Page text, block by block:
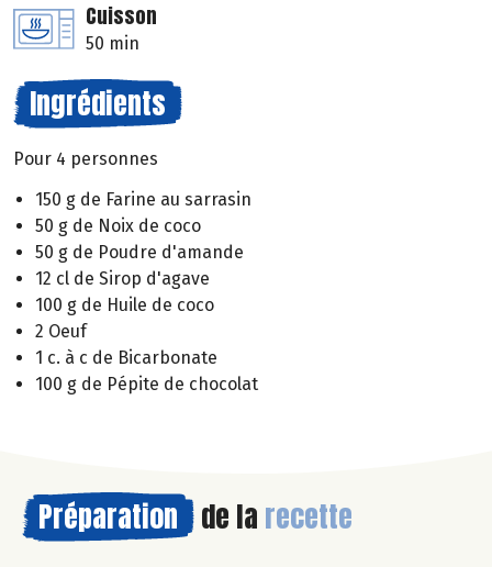
Cuisson
50 min
Ingrédients
Pour 4 personnes
150 g de Farine au sarrasin
50 g de Noix de coco
50 g de Poudre d'amande
12 cl de Sirop d'agave
100 g de Huile de coco
2 Oeuf
1 c. à c de Bicarbonate
100 g de Pépite de chocolat
Préparation de la recette